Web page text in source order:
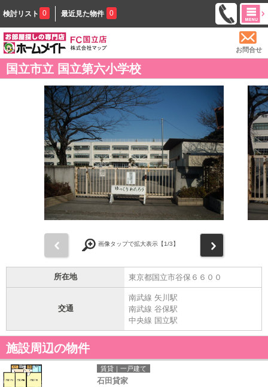
検討リスト 0 最近見た物件 0
お問合せ
国立市立 国立第六小学校
画像タップで拡大表示【1/3】
所在地 東京都国立市谷保６６００
交通
南武線 矢川駅
南武線 谷保駅
中央線 国立駅
施設周辺の物件
賃貸｜一戸建て
石田貸家